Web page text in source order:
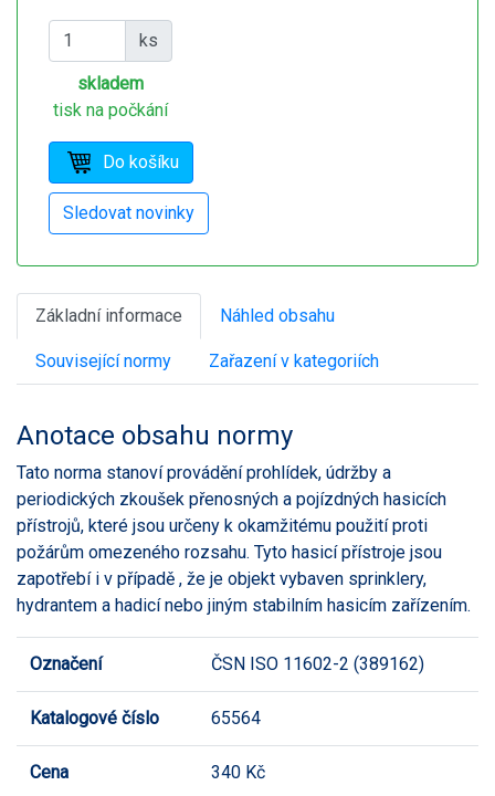
ks
skladem
tisk na počkání
Základní informace Náhled obsahu
Související normy Zařazení v kategoriích
Anotace obsahu normy
Tato norma stanoví provádění prohlídek, údržby a
periodických zkoušek přenosných a pojízdných hasicích
přístrojů, které jsou určeny k okamžitému použití proti
požárům omezeného rozsahu. Tyto hasicí přístroje jsou
zapotřebí i v případě , že je objekt vybaven sprinklery,
hydrantem a hadicí nebo jiným stabilním hasicím zařízením.
Označení ČSN ISO 11602-2 (389162)
Katalogové číslo 65564
Cena 340 Kč